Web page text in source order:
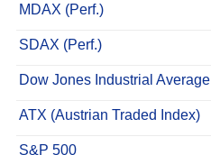
MDAX (Perf.)
SDAX (Perf.)
Dow Jones Industrial Average
ATX (Austrian Traded Index)
S&P 500